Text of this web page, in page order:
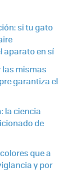
si tu gato
aparato en sí
las mismas
garantiza el
la ciencia
de
que a
y por